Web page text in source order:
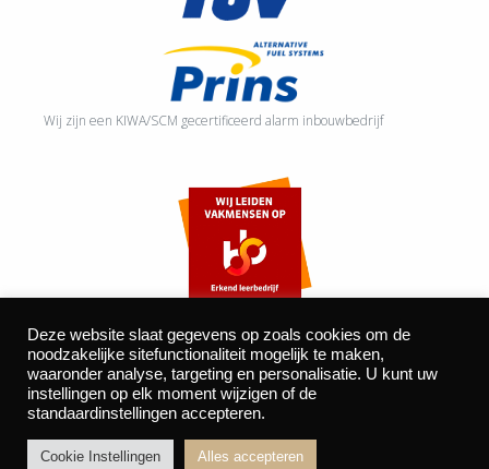
Wij zijn een KIWA/SCM gecertificeerd alarm inbouwbedrijf
©2026 Autocentrum Bijvelds BV. De Beeke 4, 5469 DW Erp
| website door
Deze website slaat gegevens op zoals cookies om de
noodzakelijke sitefunctionaliteit mogelijk te maken,
waaronder analyse, targeting en personalisatie. U kunt uw
instellingen op elk moment wijzigen of de
standaardinstellingen accepteren.
Cookie Instellingen Alles accepteren